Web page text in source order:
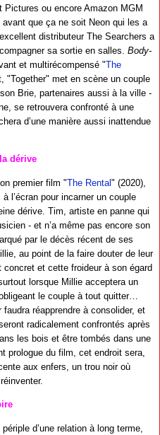
ou encore Amazon MGM
que ça ne soit Neon qui les a
distributeur The Searchers a
sa sortie en salles. Body-
et multirécompensé "The
"Together" met en scène un couple
Brie, partenaires aussi à la ville -
se retrouvera confronté à une
d’une manière aussi inattendue
dérive
premier film "The Rental " (2020),
l’écran pour incarner un couple
dérive. Tim, artiste en panne qui
- et n’a même pas encore son
par le décès récent de ses
au point de la faire douter de leur
et cette froideur à son égard
lorsque Millie acceptera un
le couple à tout quitter…
réapprendre à consolider, et
radicalement confrontés après
les bois et être tombés dans une
prologue du film, cet endroit sera,
aux enfers, un trou noir où
d’une relation à long terme,